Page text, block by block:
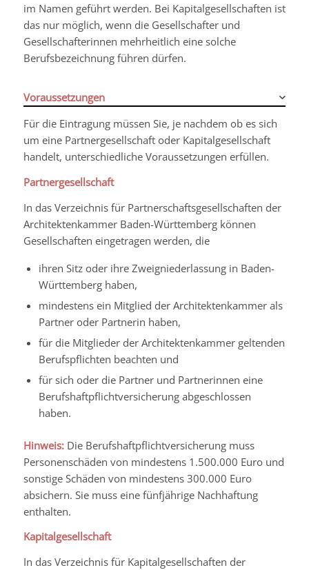
im Namen geführt werden. Bei Kapitalgesellschaften ist
das nur möglich, wenn die Gesellschafter und
Gesellschafterinnen mehrheitlich eine solche
Berufsbezeichnung führen dürfen.
Voraussetzungen
Für die Eintragung müssen Sie, je nachdem ob es sich
um eine Partnergesellschaft oder Kapitalgesellschaft
handelt, unterschiedliche Voraussetzungen erfüllen.
Partnergesellschaft
In das Verzeichnis für Partnerschaftsgesellschaften der
Architektenkammer Baden-Württemberg können
Gesellschaften eingetragen werden, die
ihren Sitz oder ihre Zweigniederlassung in Baden-
Württemberg haben,
mindestens ein Mitglied der Architektenkammer als
Partner oder Partnerin haben,
für die Mitglieder der Architektenkammer geltenden
Berufspflichten beachten und
für sich oder die Partner und Partnerinnen eine
Berufshaftpflichtversicherung abgeschlossen
haben.
Hinweis:Die Berufshaftpflichtversicherung muss
Personenschäden von mindestens 1.500.000 Euro und
sonstige Schäden von mindestens 300.000 Euro
absichern. Sie muss eine fünfjährige Nachhaftung
enthalten.
Kapitalgesellschaft
In das Verzeichnis für Kapitalgesellschaften der